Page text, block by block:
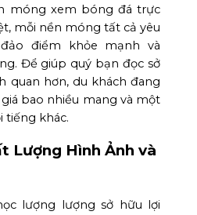
móng xem bóng đá trực
mỗi nền móng tất cả yêu
điểm khỏe mạnh và
Để giúp quý bạn đọc sở
quan hơn, du khách đang
bao nhiều mang và một
tiếng khác.
Lượng Hình Ảnh và
lượng lượng sở hữu lợi